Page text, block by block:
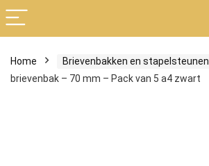
Home Brievenbakken en stapelsteunen
brievenbak – 70 mm – Pack van 5 a4 zwart